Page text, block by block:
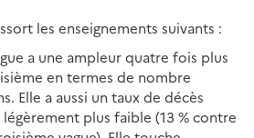
les enseignements suivants :
a une ampleur quatre fois plus
en termes de nombre
Elle a aussi un taux de décès
plus faible (13 % contre